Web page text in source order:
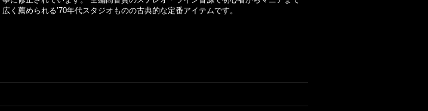
広く薦められる’70年代スタジオものの古典的な定番アイテムです。